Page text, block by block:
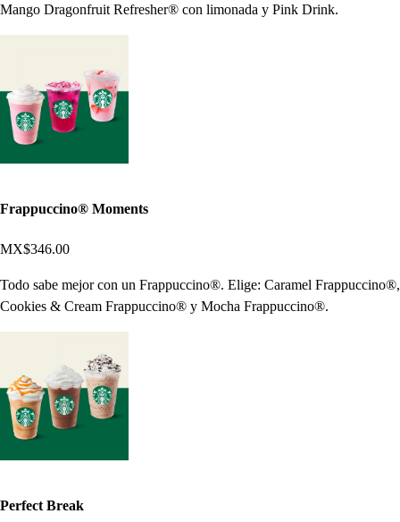
Mango Dragonfruit Refresher® con limonada y Pink Drink.
Frappuccino® Moments
MX$346.00
Todo sabe mejor con un Frappuccino®. Elige: Caramel Frappuccino®,
Cookies & Cream Frappuccino® y Mocha Frappuccino®.
Perfect Break